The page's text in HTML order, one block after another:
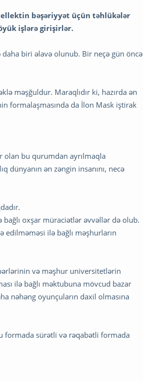
bəşəriyyət üçün təhlükələr
işlərə girişirlər.
biri əlavə olunub. Bir neçə gün öncə
məşğuldur. Maraqlıdır ki, hazırda ən
formalaşmasında da İlon Mask iştirak
olan bu qurumdan ayrılmaqla
dünyanın ən zəngin insanını, necə
bağlı oxşar müraciətlər əvvəllər də olub.
ilə bağlı məşhurların
və məşhur universitetlərin
ilə bağlı məktubuna mövcud bazar
nəhəng oyunçuların daxil olmasına
formada sürətli və rəqabətli formada